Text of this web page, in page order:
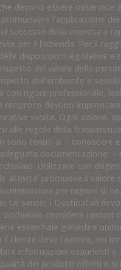
devono essere
l’applicazione
successo della impresa e
per il l’azienda. Per il
disposizioni legislative
del valore della
dell’ambiente e
rigore professionale,
devono
svolte. Ogni azione,
alle regole della
tenuti a: – conoscere
documentazione;
Utilizzare con
attivita’ promuove il
per ragioni di
tal senso, i Destinatari
considera i propri
essenziale garantire
cliente deve favorire, nei
informazioni esaurienti
dei prodotti offerti e